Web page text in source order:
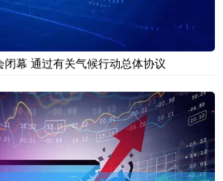
幕 通过有关气候行动总体协议